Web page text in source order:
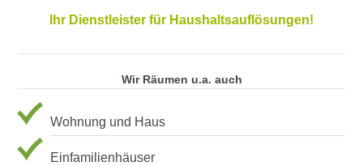
Ihr Dienstleister für Haushaltsauflösungen!
Wir Räumen u.a. auch
Wohnung und Haus
Einfamilienhäuser